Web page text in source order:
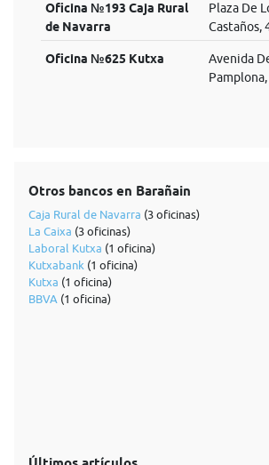
Oficina №193 Caja Rural
de Navarra
Plaza De
Castaños,
Oficina №625 Kutxa
Avenida
Otros bancos en Barañain
Caja Rural de Navarra (3 oficinas)
La Caixa (3 oficinas)
Laboral Kutxa (1 oficina)
Kutxabank (1 oficina)
Kutxa (1 oficina)
BBVA (1 oficina)